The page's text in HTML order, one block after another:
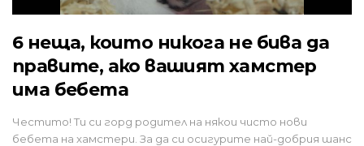
6 неща, които никога не бива да
правите, ако вашият хамстер
има бебета
Честито! Ти си горд родител на някои чисто нови
бебета на хамстери. За да си осигурите най-добрия шанс